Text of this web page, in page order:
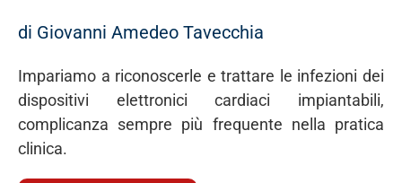
di Giovanni Amedeo Tavecchia
Impariamo a riconoscerle e trattare le infezioni dei
dispositivi elettronici cardiaci impiantabili,
complicanza sempre più frequente nella pratica
clinica.